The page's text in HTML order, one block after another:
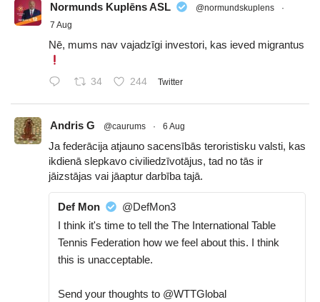
Normunds Kuplēns ASL @normundskuplens
·
7 Aug
Nē, mums nav vajadzīgi investori, kas ieved migrantus
34 244 Twitter
Andris G @caurums · 6 Aug
Ja federācija atjauno sacensībās teroristisku valsti, kas
ikdienā slepkavo civiliedzīvotājus, tad no tās ir
jāizstājas vai jāaptur darbība tajā.
Def Mon
@DefMon3
I think it's time to tell the The International Table
Tennis Federation how we feel about this. I think
this is unacceptable.
Send your thoughts to @WTTGlobal